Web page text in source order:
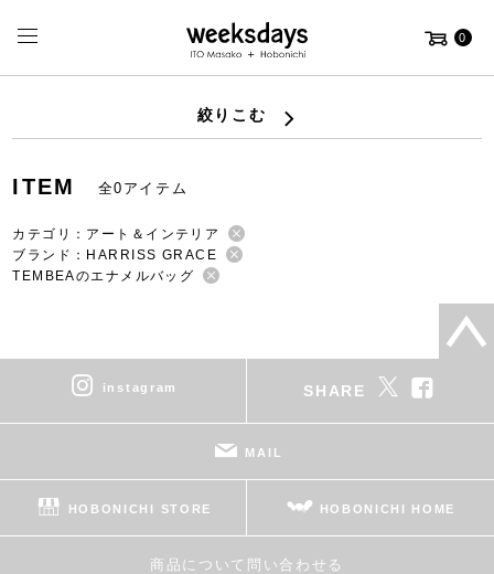
0
絞りこむ
ITEM 全0アイテム
カテゴリ：アート＆インテリア
ブランド：HARRISS GRACE
TEMBEAのエナメルバッグ
instagram SHARE
MAIL
HOBONICHI STORE HOBONICHI HOME
商品について問い合わせる